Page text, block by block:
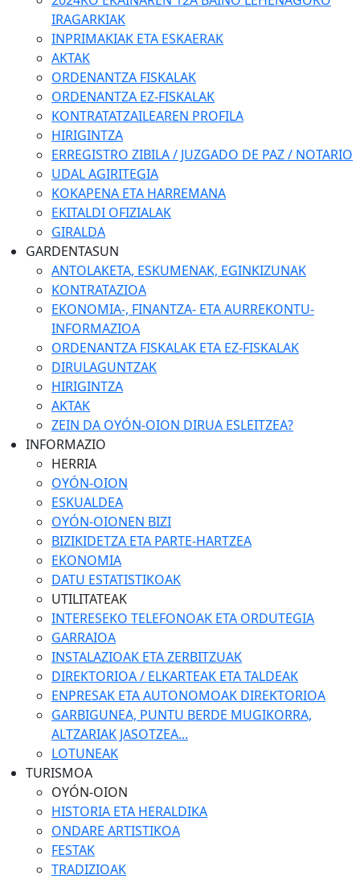
IRAGARKIAK
INPRIMAKIAK ETA ESKAERAK
AKTAK
ORDENANTZA FISKALAK
ORDENANTZA EZ-FISKALAK
KONTRATATZAILEAREN PROFILA
HIRIGINTZA
ERREGISTRO ZIBILA / JUZGADO DE PAZ / NOTARIO
UDAL AGIRITEGIA
KOKAPENA ETA HARREMANA
EKITALDI OFIZIALAK
GIRALDA
GARDENTASUN
ANTOLAKETA, ESKUMENAK, EGINKIZUNAK
KONTRATAZIOA
EKONOMIA-, FINANTZA- ETA AURREKONTU-
INFORMAZIOA
ORDENANTZA FISKALAK ETA EZ-FISKALAK
DIRULAGUNTZAK
HIRIGINTZA
AKTAK
ZEIN DA OYÓN-OION DIRUA ESLEITZEA?
INFORMAZIO
HERRIA
OYÓN-OION
ESKUALDEA
OYÓN-OIONEN BIZI
BIZIKIDETZA ETA PARTE-HARTZEA
EKONOMIA
DATU ESTATISTIKOAK
UTILITATEAK
INTERESEKO TELEFONOAK ETA ORDUTEGIA
GARRAIOA
INSTALAZIOAK ETA ZERBITZUAK
DIREKTORIOA / ELKARTEAK ETA TALDEAK
ENPRESAK ETA AUTONOMOAK DIREKTORIOA
GARBIGUNEA, PUNTU BERDE MUGIKORRA,
ALTZARIAK JASOTZEA...
LOTUNEAK
TURISMOA
OYÓN-OION
HISTORIA ETA HERALDIKA
ONDARE ARTISTIKOA
FESTAK
TRADIZIOAK